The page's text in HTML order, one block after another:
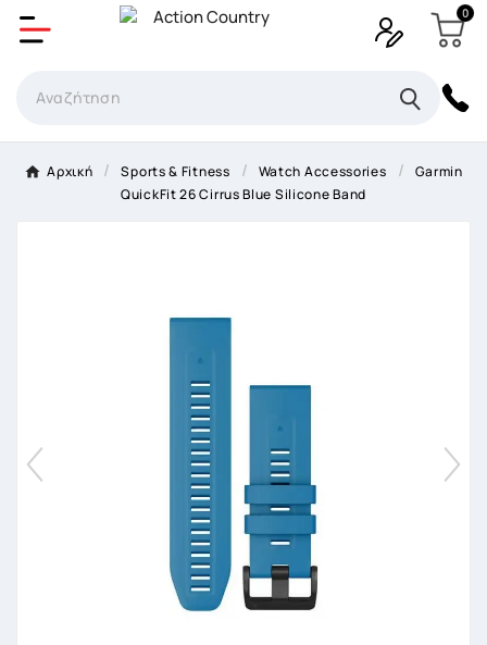
0
Αρχική Sports & Fitness Watch Accessories
Garmin
QuickFit 26 Cirrus Blue Silicone Band
Δημιουργία λίστα επιθυμητών
×
Όνομα Λίστα επιθυμιτών
Ακύρωση Δημιουργία λίστα επιθυμητών